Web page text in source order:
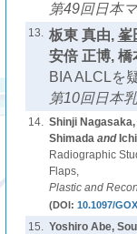
第49回日本
13. 板東 真由, 峯
安倍 正博, 橋
BIA ALCLを
第10回日本
14. Shinji
Shimadaand
Radiographic
Flaps,
Plastic and
(DOI: 10.1097/
15. Yoshiro Abe,